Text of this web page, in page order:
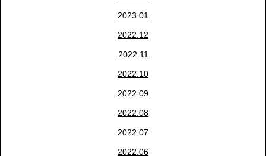
2023.01
2022.12
2022.11
2022.10
2022.09
2022.08
2022.07
2022.06